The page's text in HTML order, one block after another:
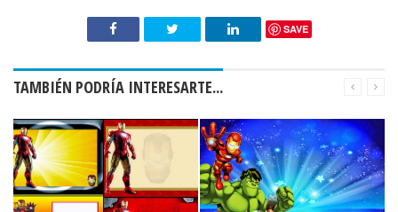
SAVE
TAMBIÉN PODRÍA INTERESARTE...